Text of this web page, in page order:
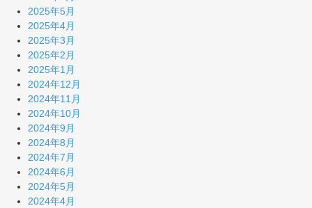
2025年5月
2025年4月
2025年3月
2025年2月
2025年1月
2024年12月
2024年11月
2024年10月
2024年9月
2024年8月
2024年7月
2024年6月
2024年5月
2024年4月